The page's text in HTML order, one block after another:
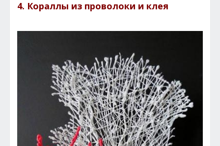
4. Кораллы из проволоки и клея